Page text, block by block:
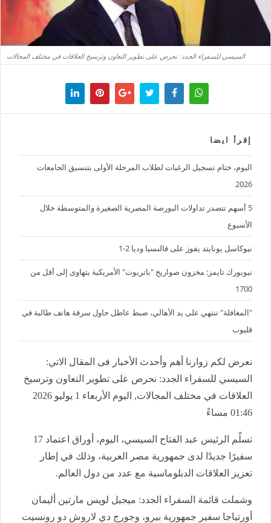
السيسي للسفراء الجدد: نحرص على تطوير التعاون وترسيخ العلاقات في مختلف المجالات
إقرأ ايضا
اليوم، ختام تسجيل الرغبات لطلاب المرحلة الأولى بتنسيق الجامعات
2026
5 أسهم تتصدر تداولات البورصة المصرية الصغيرة والمتوسطة خلال
الأسبوع
نيوكاسل يونايتد يفوز على فالنسيا وديا 2-1
نيويورك تايمز: مخزون صواريخ "باتريوت" الأمريكية يتهاوى إلى أقل من
1700
"المغافلة" تنتهي على يد الأهالي، ضبط عاطل حاول سرقة هاتف طالبة في
قليوب
نعرض لكم زوارنا أهم وأحدث الأخبار فى المقال الاتي:
السيسي للسفراء الجدد: نحرص على تطوير التعاون وترسيخ
العلاقات في مختلف المجالات, اليوم الأربعاء 1 يوليو 2026
01:46 مساءً
تسلّم الرئيس عبد الفتاح السيسي، اليوم، أوراق اعتماد 17
سفيرًا جديدًا لدى جمهورية مصر العربية، وذلك في إطار
تعزيز العلاقات الدبلوماسية مع عدد من دول العالم.
وشملت قائمة السفراء الجدد: ميجيل لويس مارتين أليمان
أورتياجا سفير جمهورية بيرو، وجورج دي لاروش دو رونسيت